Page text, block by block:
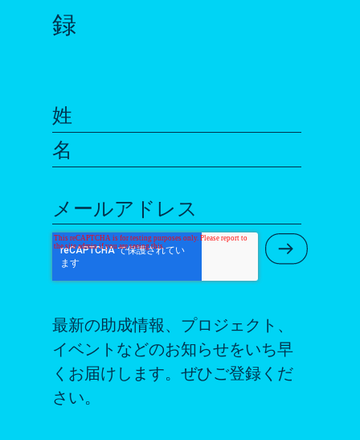
録
姓
名
メールアドレス
Submit
最新の助成情報、プロジェクト、
イベントなどのお知らせをいち早
くお届けします。ぜひご登録くだ
さい。